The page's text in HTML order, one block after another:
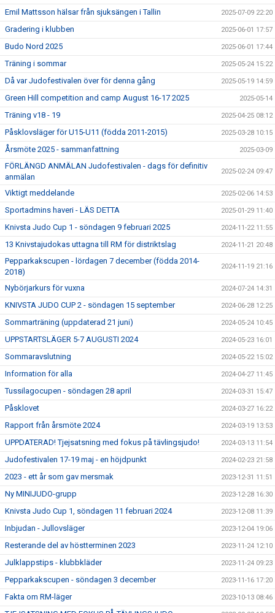
Emil Mattsson hälsar från sjuksängen i Tallin 2025-07-09 22:20
Gradering i klubben 2025-06-01 17:57
Budo Nord 2025 2025-06-01 17:44
Träning i sommar 2025-05-24 15:22
Då var Judofestivalen över för denna gång 2025-05-19 14:59
Green Hill competition and camp August 16-17 2025 2025-05-14
Träning v18 - 19 2025-04-25 08:12
Påsklovsläger för U15-U11 (födda 2011-2015) 2025-03-28 10:15
Årsmöte 2025 - sammanfattning 2025-03-09
FÖRLÄNGD ANMÄLAN Judofestivalen - dags för definitiv
anmälan
2025-02-24 09:47
Viktigt meddelande 2025-02-06 14:53
Sportadmins haveri - LÄS DETTA 2025-01-29 11:40
Knivsta Judo Cup 1 - söndagen 9 februari 2025 2024-11-22 11:55
13 Knivstajudokas uttagna till RM för distriktslag 2024-11-21 20:48
Pepparkakscupen - lördagen 7 december (födda 2014-
2018)
2024-11-19 21:16
Nybörjarkurs för vuxna 2024-07-24 14:31
KNIVSTA JUDO CUP 2 - söndagen 15 september 2024-06-28 12:25
Sommarträning (uppdaterad 21 juni) 2024-05-24 10:45
UPPSTARTSLÄGER 5-7 AUGUSTI 2024 2024-05-23 16:01
Sommaravslutning 2024-05-22 15:02
Information för alla 2024-04-27 11:45
Tussilagocupen - söndagen 28 april 2024-03-31 15:47
Påsklovet 2024-03-27 16:22
Rapport från årsmöte 2024 2024-03-19 13:53
UPPDATERAD! Tjejsatsning med fokus på tävlingsjudo! 2024-03-13 11:54
Judofestivalen 17-19 maj - en höjdpunkt 2024-02-23 21:58
2023 - ett år som gav mersmak 2023-12-31 11:51
Ny MINIJUDO-grupp 2023-12-28 16:30
Knivsta Judo Cup 1, söndagen 11 februari 2024 2023-12-08 11:39
Inbjudan - Jullovsläger 2023-12-04 19:06
Resterande del av höstterminen 2023 2023-11-24 12:10
Julklappstips - klubbkläder 2023-11-24 09:23
Pepparkakscupen - söndagen 3 december 2023-11-16 17:20
Fakta om RM-läger 2023-10-13 08:46